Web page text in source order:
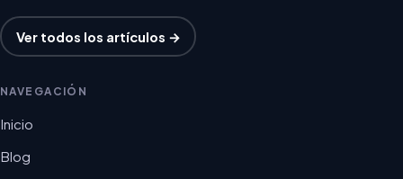
Ver todos los artículos →
NAVEGACIÓN
Inicio
Blog